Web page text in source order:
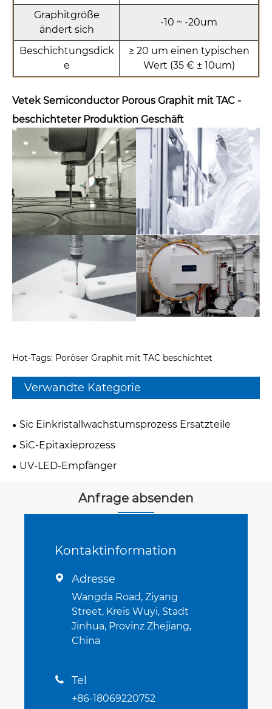
Graphitgröße
ändert sich
-10 ~ -20um
Beschichtungsdick
e
≥ 20 um einen typischen
Wert (35 € ± 10um)
Vetek Semiconductor Porous Graphit mit TAC -
beschichteter Produktion Geschäft
Hot-Tags: Poröser Graphit mit TAC beschichtet
Verwandte Kategorie
Sic Einkristallwachstumsprozess Ersatzteile
SiC-Epitaxieprozess
UV-LED-Empfänger
Anfrage absenden
Kontaktinformation
 Adresse
Wangda Road, Ziyang
Street, Kreis Wuyi, Stadt
Jinhua, Provinz Zhejiang,
China
 Tel
+86-18069220752